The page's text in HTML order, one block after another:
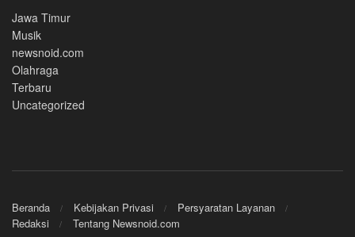
Jawa Timur
Musik
newsnoid.com
Olahraga
Terbaru
Uncategorized
Beranda Kebijakan Privasi
Persyaratan Layanan
Redaksi
Tentang Newsnoid.com